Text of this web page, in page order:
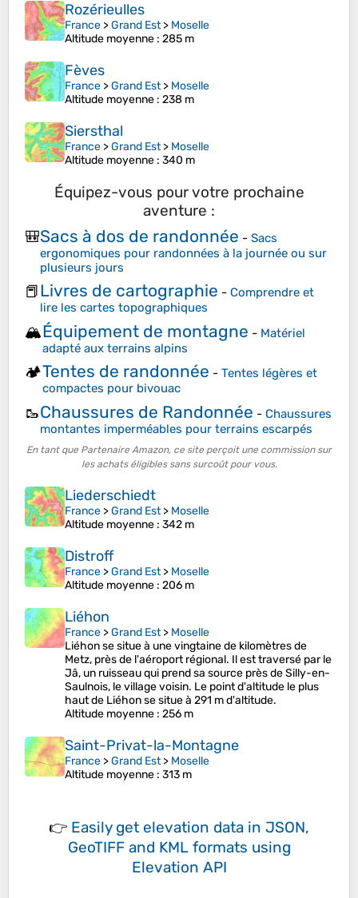
Rozérieulles
France >Grand Est> Moselle
Altitude moyenne : 285 m
Fèves
France >Grand Est> Moselle
Altitude moyenne : 238 m
Siersthal
France >Grand Est> Moselle
Altitude moyenne : 340 m
Équipez-vous pour votre prochaine
aventure :
🎒Sacs à dos de randonnée - Sacs
ergonomiques pour randonnées à la journée ou sur
plusieurs jours
📕Livres de cartographie - Comprendre et
lire les cartes topographiques
🏔️Équipement de montagne - Matériel
adapté aux terrains alpins
🏕️Tentes de randonnée - Tentes légères et
compactes pour bivouac
🥾Chaussures de Randonnée - Chaussures
montantes imperméables pour terrains escarpés
En tant que Partenaire Amazon, ce site perçoit une commission sur
les achats éligibles sans surcoût pour vous.
Liederschiedt
France >Grand Est> Moselle
Altitude moyenne : 342 m
Distroff
France >Grand Est> Moselle
Altitude moyenne : 206 m
Liéhon
France >Grand Est> Moselle
Liéhon se situe à une vingtaine de kilomètres de
Metz, près de l'aéroport régional. Il est traversé par le
Jâ, un ruisseau qui prend sa source près de Silly-en-
Saulnois, le village voisin. Le point d'altitude le plus
haut de Liéhon se situe à 291 m d'altitude.
Altitude moyenne : 256 m
Saint-Privat-la-Montagne
France >Grand Est> Moselle
Altitude moyenne : 313 m
👉 Easily get elevation data in JSON,
GeoTIFF and KML formats using
Elevation API